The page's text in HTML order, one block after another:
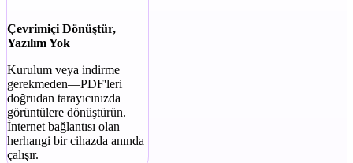
Çevrimiçi Dönüştür,
Yazılım Yok
Kurulum veya indirme
gerekmeden—PDF'leri
doğrudan tarayıcınızda
görüntülere dönüştürün.
İnternet bağlantısı olan
herhangi bir cihazda anında
çalışır.